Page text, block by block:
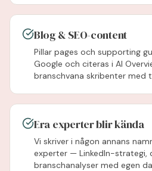
Blog & SEO-content
Pillar pages och supporting
Google och citeras i AI
branschvana skribenter med
Era experter blir kända
Vi skriver i någon annans
experter — LinkedIn-strategi,
branschanalyser med egen